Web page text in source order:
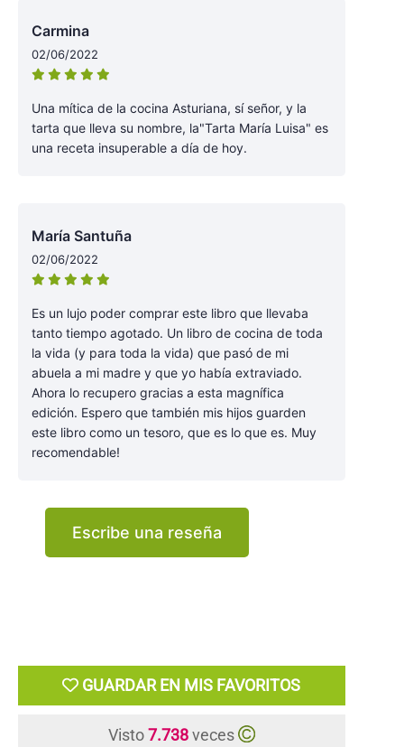
Carmina
02/06/2022
Una mítica de la cocina Asturiana, sí señor, y la
tarta que lleva su nombre, la"Tarta María Luisa" es
una receta insuperable a día de hoy.
María Santuña
02/06/2022
Es un lujo poder comprar este libro que llevaba
tanto tiempo agotado. Un libro de cocina de toda
la vida (y para toda la vida) que pasó de mi
abuela a mi madre y que yo había extraviado.
Ahora lo recupero gracias a esta magnífica
edición. Espero que también mis hijos guarden
este libro como un tesoro, que es lo que es. Muy
recomendable!
Escribe una reseña
GUARDAR EN MIS FAVORITOS
Visto7.738veces